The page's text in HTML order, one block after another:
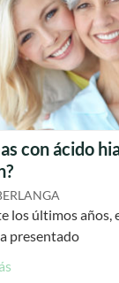
con ácido
los últimos años,
presentado